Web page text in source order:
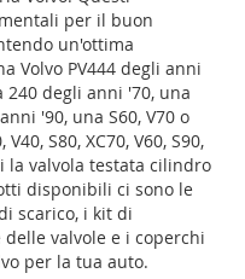
per il buon
un'ottima
Volvo PV444 degli anni
240 degli anni '70, una
'90, una S60, V70 o
S80, XC70, V60, S90,
la valvola testata cilindro
disponibili ci sono le
scarico, i kit di
valvole e i coperchi
per la tua auto.